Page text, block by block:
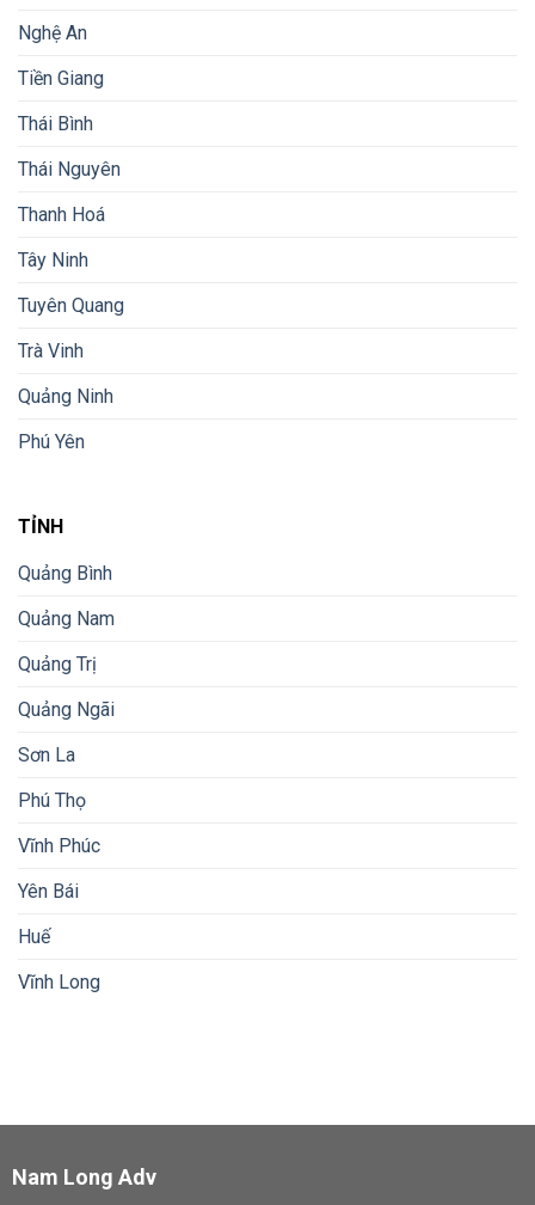
Nghệ An
Tiền Giang
Thái Bình
Thái Nguyên
Thanh Hoá
Tây Ninh
Tuyên Quang
Trà Vinh
Quảng Ninh
Phú Yên
TỈNH
Quảng Bình
Quảng Nam
Quảng Trị
Quảng Ngãi
Sơn La
Phú Thọ
Vĩnh Phúc
Yên Bái
Huế
Vĩnh Long
Nam Long Adv